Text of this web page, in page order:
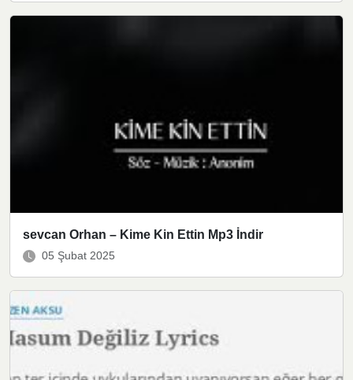
sevcan Orhan – Kime Kin Ettin Mp3 İndir
05 Şubat 2025